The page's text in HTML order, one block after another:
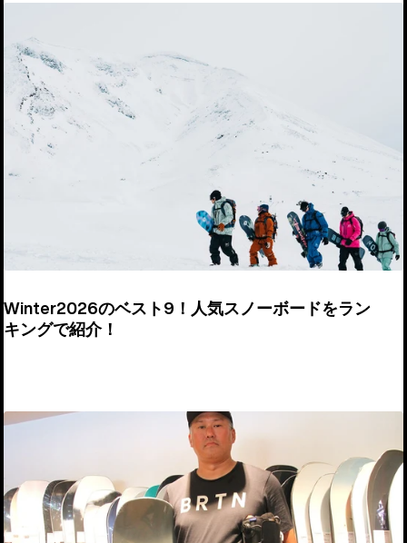
Winter2026のベスト9！人気スノーボードをラン
キングで紹介！